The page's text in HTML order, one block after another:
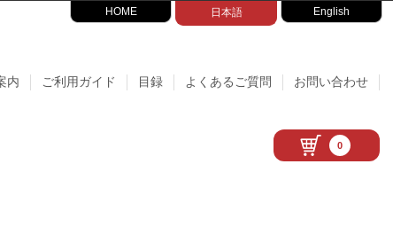
HOME 日本語 English
内 ご利用ガイド 目録 よくあるご質問 お問い合わせ
0